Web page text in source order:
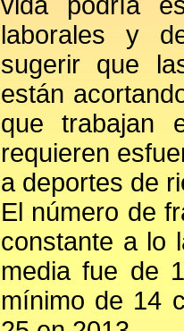
laborales y
sugerir que
están
que trabajan
requieren
a deportes de
El número de
constante a lo
media fue de
mínimo de 14